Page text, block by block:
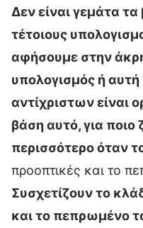
Δεν είναι γεμάτα
τέτοιους
αφήσουμε στην
υπολογισμός ή
αντίχριστων είναι
βάση αυτό, για ποιο
περισσότερο όταν
προοπτικές και το
Συσχετίζουν το
και το πεπρωμένο